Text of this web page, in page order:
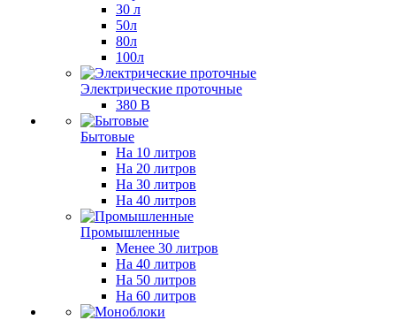
30 л
50л
80л
100л
Электрические проточные
380 В
Бытовые
На 10 литров
На 20 литров
На 30 литров
На 40 литров
Промышленные
Менее 30 литров
На 40 литров
На 50 литров
На 60 литров